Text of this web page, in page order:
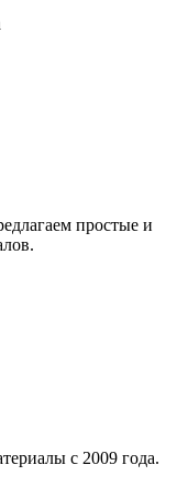
простые и
с 2009 года.